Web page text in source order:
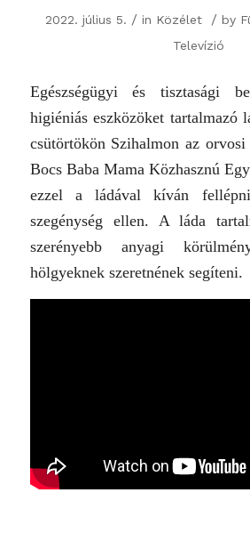
2022. július 5. / in Közélet / by
Televízió
Egészségügyi és tisztasági
higiéniás eszközöket tartalmazó
csütörtökön Szihalmon az
Bocs Baba Mama Közhasznú
ezzel a ládával kíván
szegénység ellen. A láda
szerényebb anyagi
hölgyeknek szeretnének segíteni.